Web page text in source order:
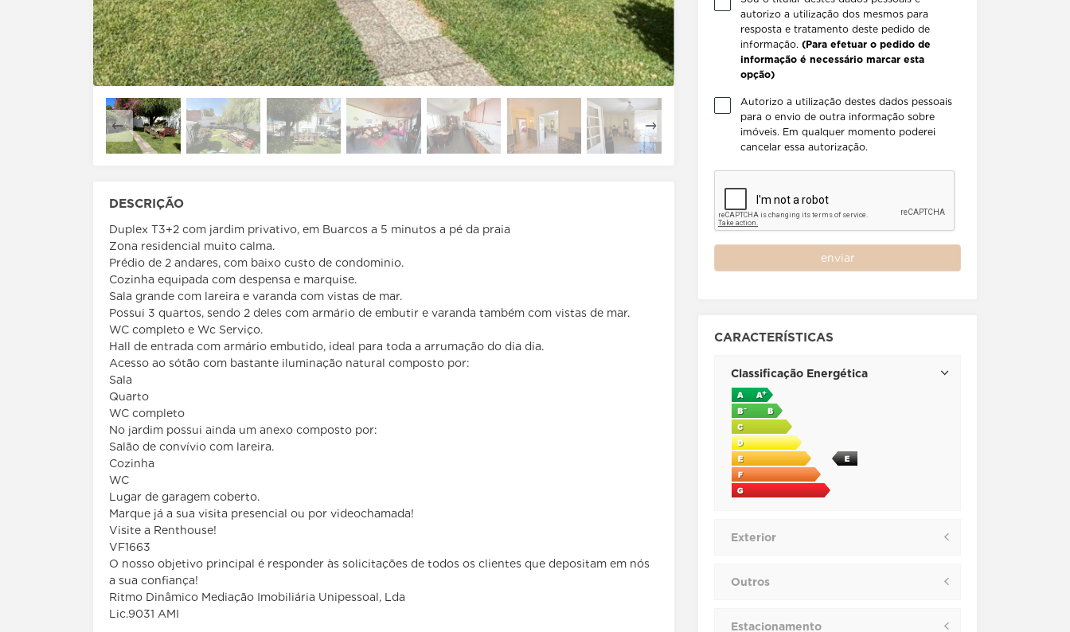
DESCRIÇÃO
Duplex T3+2 com jardim privativo, em Buarcos a 5 minutos a pé da praia
Zona residencial muito calma.
Prédio de 2 andares, com baixo custo de condominio.
Cozinha equipada com despensa e marquise.
Sala grande com lareira e varanda com vistas de mar.
Possui 3 quartos, sendo 2 deles com armário de embutir e varanda também com vistas de mar.
WC completo e Wc Serviço.
Hall de entrada com armário embutido, ideal para toda a arrumação do dia dia.
Acesso ao sótão com bastante iluminação natural composto por:
Sala
Quarto
WC completo
No jardim possui ainda um anexo composto por:
Salão de convívio com lareira.
Cozinha
WC
Lugar de garagem coberto.
Marque já a sua visita presencial ou por videochamada!
Visite a Renthouse!
VF1663
O nosso objetivo principal é responder às solicitações de todos os clientes que depositam em nós
a sua confiança!
Ritmo Dinâmico Mediação Imobiliária Unipessoal, Lda
Lic.9031 AMI
autorizo a utilização dos mesmos para
resposta e tratamento deste pedido de
informação. (Para efetuar o pedido de
informação é necessário marcar esta
opção)
Autorizo a utilização destes dados pessoais
para o envio de outra informação sobre
imóveis. Em qualquer momento poderei
cancelar essa autorização.
enviar
CARACTERÍSTICAS
Classificação Energética
Exterior
Outros
Estacionamento